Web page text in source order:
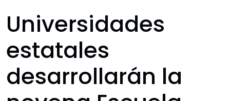
Universidades
estatales
desarrollarán la